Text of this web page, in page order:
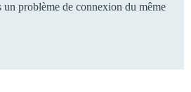
un problème de connexion du même